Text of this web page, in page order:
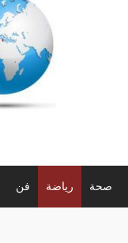
فن رياضة صحة